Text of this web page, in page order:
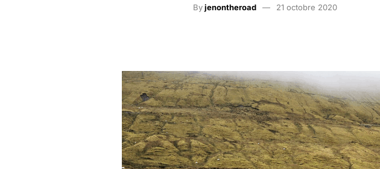
Byjenontheroad 21 octobre 2020